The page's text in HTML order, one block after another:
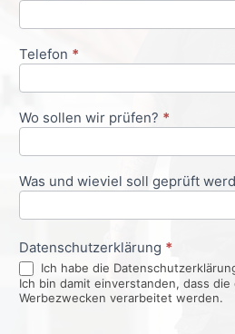
Telefon *
Wo sollen wir prüfen? *
Was und wieviel soll geprüft
Datenschutzerklärung *
Ich habe die
Ich bin damit einverstanden, dass
Werbezwecken verarbeitet werden.